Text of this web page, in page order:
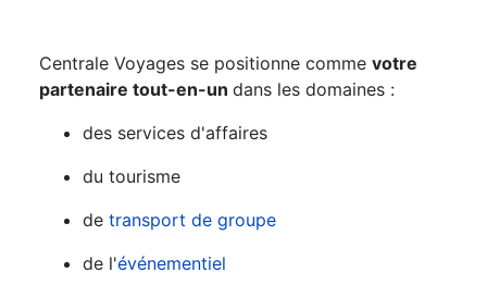
Centrale Voyages se positionne comme votre
partenaire tout-en-un dans les domaines :
des services d'affaires
du tourisme
de transport de groupe
de l'événementiel